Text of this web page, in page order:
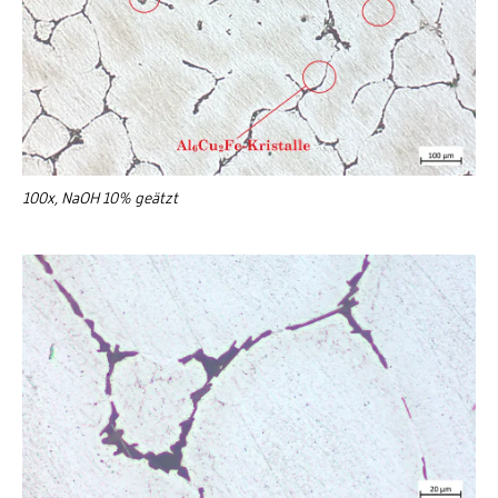
100x, NaOH 10% geätzt